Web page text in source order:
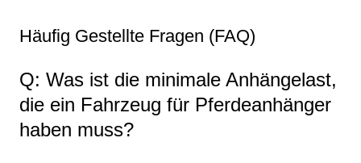
Häufig Gestellte Fragen (FAQ)
Q: Was ist die minimale Anhängelast,
die ein Fahrzeug für Pferdeanhänger
haben muss?